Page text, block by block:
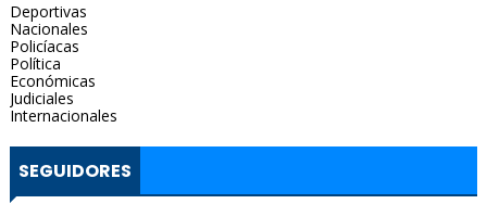
Deportivas
Nacionales
Policíacas
Política
Económicas
Judiciales
Internacionales
SEGUIDORES